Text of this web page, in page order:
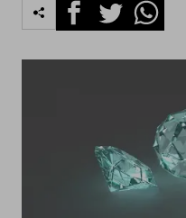
FacebookTwitterWhatsapp